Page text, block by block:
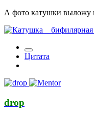
А фото катушки выложу
Цитата
drop